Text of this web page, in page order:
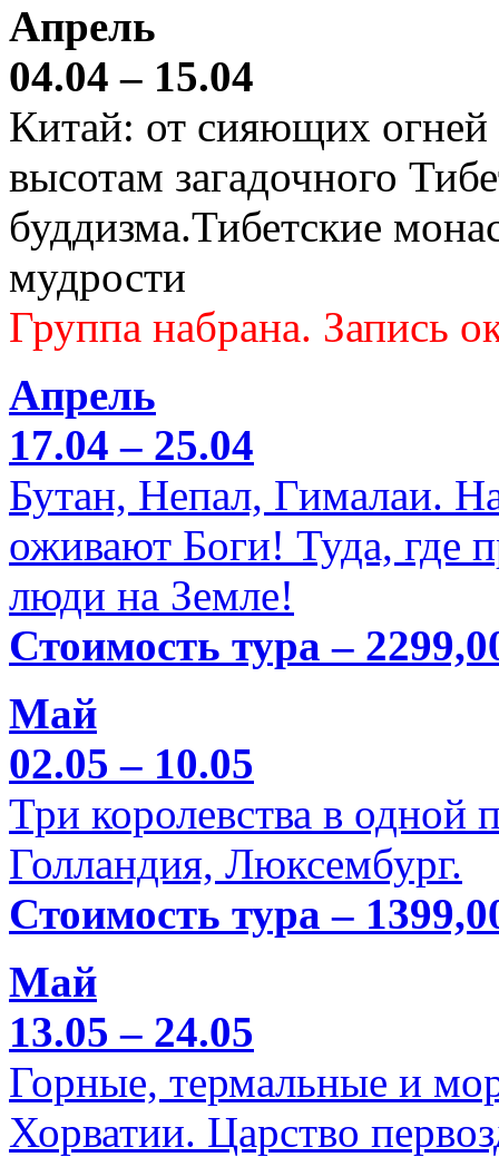
Апрель
04.04 – 15.04
Китай: от сияющих
высотам загадочного
буддизма.Тибетские
мудрости
Группа набрана. Запись
Апрель
17.04 – 25.04
Бутан, Непал, Гималаи.
оживают Боги! Туда, где
люди на Земле!
Стоимость тура –
Май
02.05 – 10.05
Три королевства в одной
Голландия, Люксембург.
Стоимость тура –
Май
13.05 – 24.05
Горные, термальные и
Хорватии. Царство